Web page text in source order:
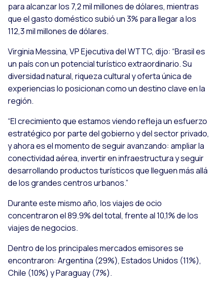
para alcanzar los 7,2 mil millones de dólares, mientras
que el gasto doméstico subió un 3% para llegar a los
112,3 mil millones de dólares.
Virginia Messina, VP Ejecutiva del WTTC, dijo: “Brasil es
un país con un potencial turístico extraordinario. Su
diversidad natural, riqueza cultural y oferta única de
experiencias lo posicionan como un destino clave en la
región.
“El crecimiento que estamos viendo refleja un esfuerzo
estratégico por parte del gobierno y del sector privado,
y ahora es el momento de seguir avanzando: ampliar la
conectividad aérea, invertir en infraestructura y seguir
desarrollando productos turísticos que lleguen más allá
de los grandes centros urbanos.”
Durante este mismo año, los viajes de ocio
concentraron el 89.9% del total, frente al 10,1% de los
viajes de negocios.
Dentro de los principales mercados emisores se
encontraron: Argentina (29%), Estados Unidos (11%),
Chile (10%) y Paraguay (7%).